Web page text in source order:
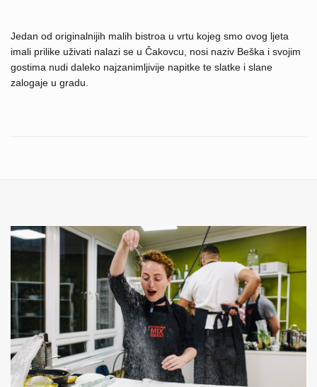
Jedan od originalnijih malih bistroa u vrtu kojeg smo ovog ljeta
imali prilike uživati nalazi se u Čakovcu, nosi naziv Beška i svojim
gostima nudi daleko najzanimljivije napitke te slatke i slane
zalogaje u gradu.